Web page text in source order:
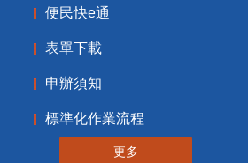
便民快e通
表單下載
申辦須知
標準化作業流程
更多